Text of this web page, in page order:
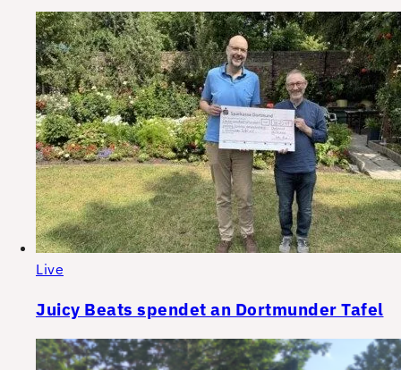
Live
Juicy Beats spendet an Dortmunder Tafel